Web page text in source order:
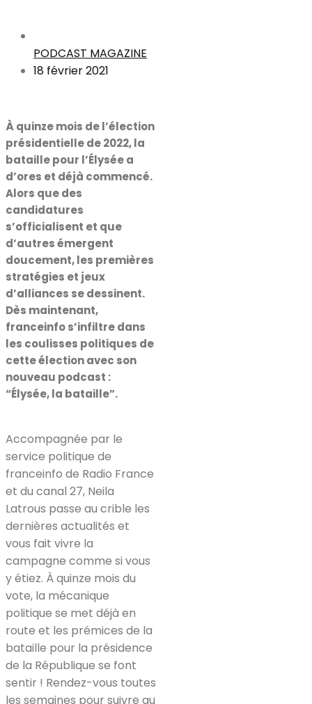
PODCAST MAGAZINE
18 février 2021
À quinze mois de l’élection
présidentielle de 2022, la
bataille pour l’Élysée a
d’ores et déjà commencé.
Alors que des
candidatures
s’officialisent et que
d’autres émergent
doucement, les premières
stratégies et jeux
d’alliances se dessinent.
Dès maintenant,
franceinfo s’infiltre dans
les coulisses politiques de
cette élection avec son
nouveau podcast :
“Élysée, la bataille”.
Accompagnée par le
service politique de
franceinfo de Radio France
et du canal 27, Neila
Latrous passe au crible les
dernières actualités et
vous fait vivre la
campagne comme si vous
y étiez. À quinze mois du
vote, la mécanique
politique se met déjà en
route et les prémices de la
bataille pour la présidence
de la République se font
sentir ! Rendez-vous toutes
les semaines pour suivre au